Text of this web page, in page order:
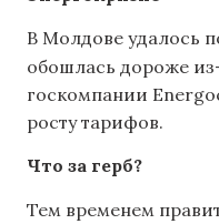
В Молдове удалось
обошлась дороже
госкомпании
росту тарифов.
Что за герб?
Тем временем